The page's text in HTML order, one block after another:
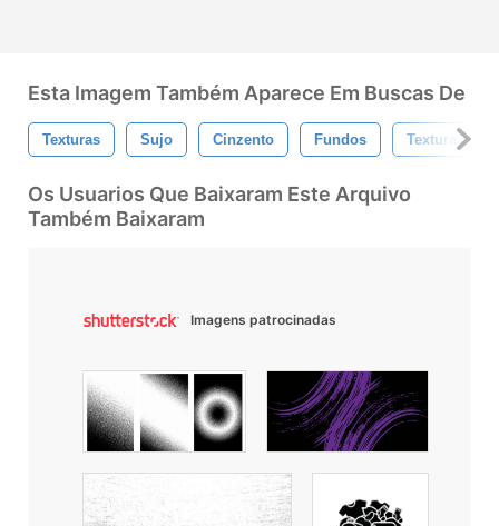
Esta Imagem Também Aparece Em Buscas De
Texturas Sujo Cinzento Fundos Textura
Os Usuarios Que Baixaram Este Arquivo
Também Baixaram
Imagens patrocinadas